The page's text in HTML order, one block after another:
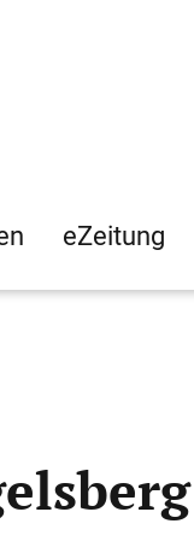
eZeitung